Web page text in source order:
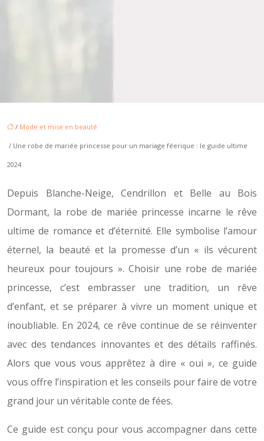
/ Mode et mise en beauté
/ Une robe de mariée princesse pour un mariage féerique : le guide ultime
2024
Depuis Blanche-Neige, Cendrillon et Belle au Bois
Dormant, la robe de mariée princesse incarne le rêve
ultime de romance et d’éternité. Elle symbolise l’amour
éternel, la beauté et la promesse d’un « ils vécurent
heureux pour toujours ». Choisir une robe de mariée
princesse, c’est embrasser une tradition, un rêve
d’enfant, et se préparer à vivre un moment unique et
inoubliable. En 2024, ce rêve continue de se réinventer
avec des tendances innovantes et des détails raffinés.
Alors que vous vous apprêtez à dire « oui », ce guide
vous offre l’inspiration et les conseils pour faire de votre
grand jour un véritable conte de fées.
Ce guide est conçu pour vous accompagner dans cette